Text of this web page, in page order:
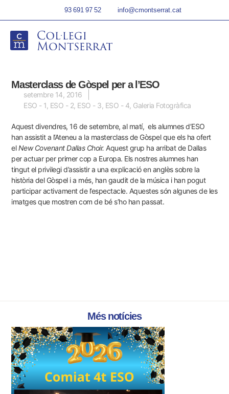
93 691 97 52 info@cmontserrat.cat
Masterclass de Gòspel per a l’ESO
setembre 14, 2016
ESO - 1 ESO - 2 ESO - 3 ESO - 4 Galeria Fotogràfica
Aquest divendres, 16 de setembre, al matí, els alumnes d’ESO
han assistit a l’Ateneu a la masterclass de Gòspel que els ha ofert
elNew Covenant Dallas Choir. Aquest grup ha arribat de Dallas
per actuar per primer cop a Europa. Els nostres alumnes han
tingut el privilegi d’assistir a una explicació en anglès sobre la
història del Gòspel i a més, han gaudit de la música i han pogut
participar activament de l’espectacle. Aquestes són algunes de les
imatges que mostren com de bé s’ho han passat.
Més notícies